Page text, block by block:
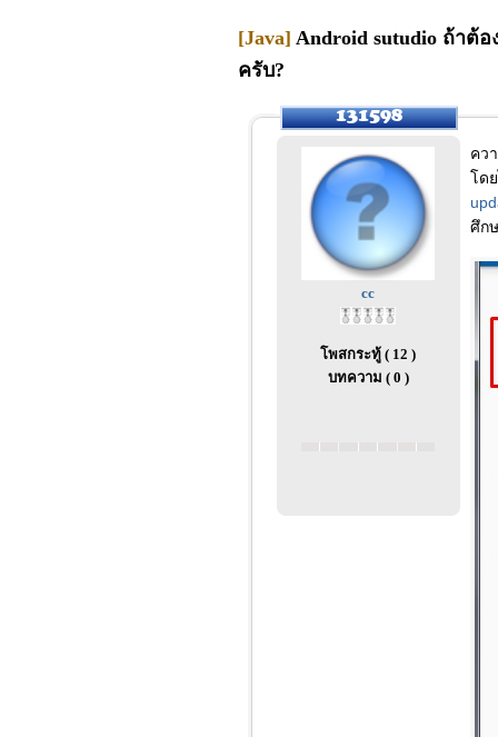
[Java] Android sutudio ถ้าต้
ครับ?
cc
โพสกระทู้ ( 12 )
บทความ ( 0 )
คว
โด
ศึก